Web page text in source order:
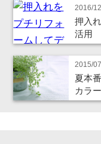
2016/
押入
活用
2015/
夏本
カラ